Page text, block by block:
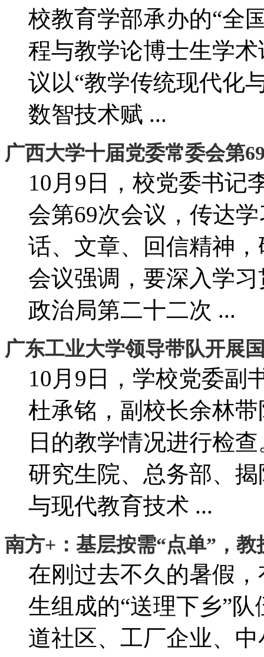
校教育学部承办的“全
程与教学论博士生学
议以“教学传统现代化
数智技术赋 ...
广西大学十届党委常委会第
10月9日，校党委书记
会第69次会议，传达
话、文章、回信精神
会议强调，要深入学
政治局第二十二次 ...
广东工业大学领导带队开展
10月9日，学校党委副
杜承铭，副校长余林
日的教学情况进行检
研究生院、总务部、
与现代教育技术 ...
南方+：基层按需“点单”，教
在刚过去不久的暑假
生组成的“送理下乡”
道社区、工厂企业、